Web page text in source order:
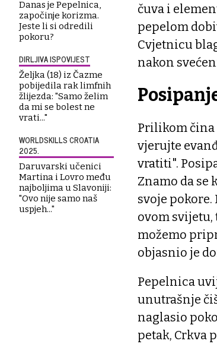
Danas je Pepelnica,
započinje korizma.
Jeste li si odredili
pokoru?
DIRLJIVA ISPOVIJEST
Željka (18) iz Čazme
pobijedila rak limfnih
žlijezda: "Samo želim
da mi se bolest ne
vrati..."
WORLDSKILLS CROATIA
2025.
Daruvarski učenici
Martina i Lovro među
najboljima u Slavoniji:
"Ovo nije samo naš
uspjeh..."
čuva i
pepelom
Cvjetnicu
nakon
Prilikom čina
vjerujte
vratiti".
Znamo da se
svoje
ovom svijetu,
možemo
objasnio je
Pepelnica
unutrašnje
naglasio
petak, Crkva